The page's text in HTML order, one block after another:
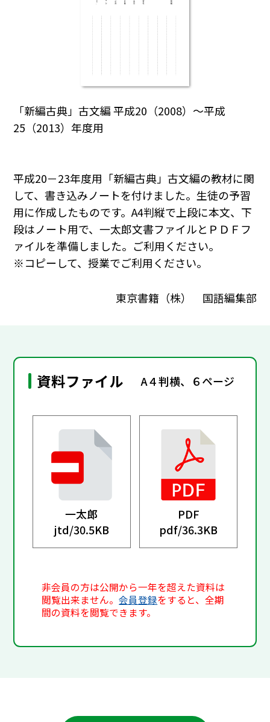
「新編古典」古文編 平成20（2008）～平成
25（2013）年度用
平成20－23年度用「新編古典」古文編の教材に関
して、書き込みノートを付けました。生徒の予習
用に作成したものです。A4判縦で上段に本文、下
段はノート用で、一太郎文書ファイルとＰＤＦフ
ァイルを準備しました。ご利用ください。
※コピーして、授業でご利用ください。
東京書籍（株） 国語編集部
資料ファイル A４判横、６ページ
一太郎
jtd/30.5KB
PDF
pdf/36.3KB
非会員の方は公開から一年を超えた資料は
閲覧出来ません。会員登録をすると、全期
間の資料を閲覧できます。